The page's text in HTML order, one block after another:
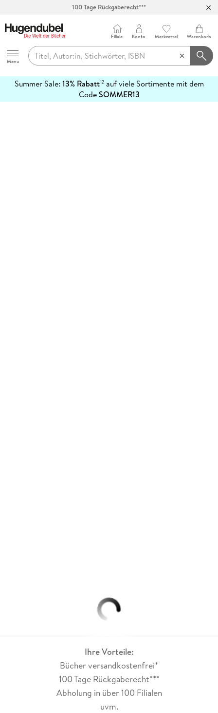
100 Tage Rückgaberecht***
Hugendubel
Menu
Filiale Konto Merkzettel Warenkorb
Summer Sale: 13% Rabatt12auf viele Sortimente mit dem
CodeSOMMER13
erfahren
Ihre Vorteile:
Bücher versandkostenfrei*
100 Tage Rückgaberecht***
Abholung in über 100 Filialen
uvm.